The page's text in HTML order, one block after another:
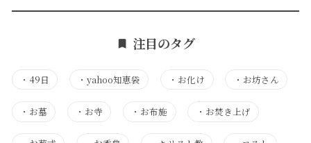
注目のタグ
・ 49日 ・yahoo知恵袋 ・ お化け ・ お坊さん
・ お墓 ・ お寺 ・ お布施 ・ お焚き上げ